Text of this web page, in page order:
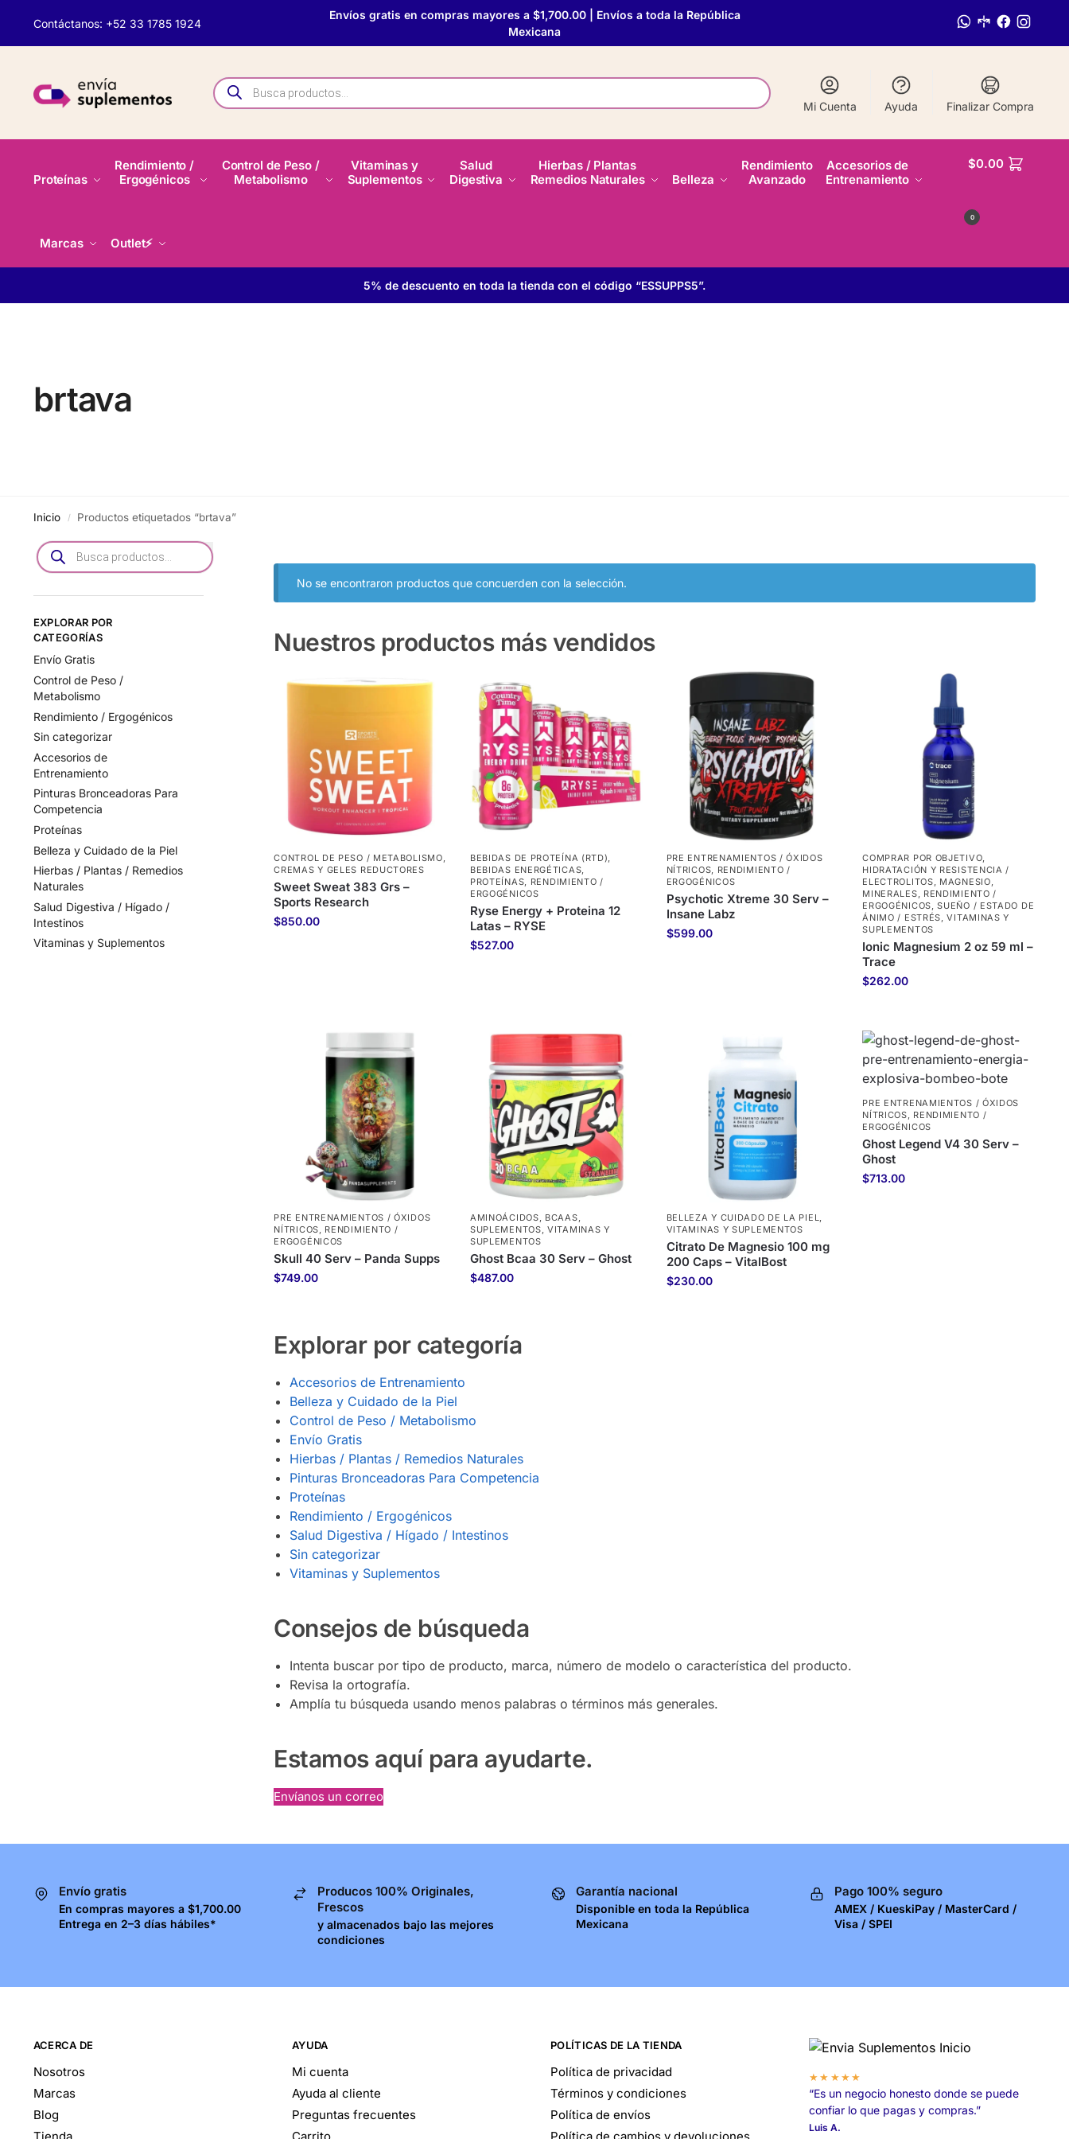
Contáctanos: +52 33 1785 1924
Envíos gratis en compras mayores a $1,700.00 | Envíos a toda la República
Mexicana
Mi Cuenta Ayuda Finalizar Compra
Proteínas
Rendimiento /
Ergogénicos
Control de Peso /
Metabolismo
Vitaminas y
Suplementos
Salud
Digestiva
Hierbas / Plantas
Remedios Naturales
Belleza
Rendimiento
Avanzado
Accesorios de
Entrenamiento
Marcas Outlet⚡
$0.00
0
5% de descuento en toda la tienda con el código “ESSUPPS5”.
brtava
Inicio / Productos etiquetados “brtava”
No se encontraron productos que concuerden con la selección.
Nuestros productos más vendidos
CONTROL DE PESO / METABOLISMO
CREMAS Y GELES REDUCTORES
Sweet Sweat 383 Grs –
Sports Research
$850.00
BEBIDAS DE PROTEÍNA (RTD)
BEBIDAS ENERGÉTICAS
PROTEÍNAS
RENDIMIENTO /
ERGOGÉNICOS
Ryse Energy + Proteina 12
Latas – RYSE
$527.00
PRE ENTRENAMIENTOS / ÓXIDOS
NÍTRICOS
RENDIMIENTO /
ERGOGÉNICOS
Psychotic Xtreme 30 Serv –
Insane Labz
$599.00
COMPRAR POR OBJETIVO
HIDRATACIÓN Y RESISTENCIA /
ELECTROLITOS
MAGNESIO
MINERALES
RENDIMIENTO /
ERGOGÉNICOS ,SUEÑO / ESTADO DE
ÁNIMO / ESTRÉS ,VITAMINAS Y
SUPLEMENTOS
Ionic Magnesium 2 oz 59 ml –
Trace
$262.00
PRE ENTRENAMIENTOS / ÓXIDOS
NÍTRICOS, RENDIMIENTO /
ERGOGÉNICOS
Skull 40 Serv – Panda Supps
$749.00
AMINOÁCIDOS, BCAAS,
SUPLEMENTOS,VITAMINAS Y
SUPLEMENTOS
Ghost Bcaa 30 Serv – Ghost
$487.00
BELLEZA Y CUIDADO DE LA PIEL,
VITAMINAS Y SUPLEMENTOS
Citrato De Magnesio 100 mg
200 Caps – VitalBost
$230.00
PRE ENTRENAMIENTOS / ÓXIDOS
NÍTRICOS
RENDIMIENTO /
ERGOGÉNICOS
Ghost Legend V4 30 Serv –
Ghost
$713.00
Explorar por categoría
Accesorios de Entrenamiento
Belleza y Cuidado de la Piel
Control de Peso / Metabolismo
Envío Gratis
Hierbas / Plantas / Remedios Naturales
Pinturas Bronceadoras Para Competencia
Proteínas
Rendimiento / Ergogénicos
Salud Digestiva / Hígado / Intestinos
Sin categorizar
Vitaminas y Suplementos
Consejos de búsqueda
Intenta buscar por tipo de producto, marca, número de modelo o característica del producto.
Revisa la ortografía.
Amplía tu búsqueda usando menos palabras o términos más generales.
Estamos aquí para ayudarte.
Envíanos un correo
EXPLORAR POR
CATEGORÍAS
Envío Gratis
Control de Peso /
Metabolismo
Rendimiento / Ergogénicos
Sin categorizar
Accesorios de
Entrenamiento
Pinturas Bronceadoras Para
Competencia
Proteínas
Belleza y Cuidado de la Piel
Hierbas / Plantas / Remedios
Naturales
Salud Digestiva / Hígado /
Intestinos
Vitaminas y Suplementos
Envío gratis
En compras mayores a $1,700.00
Entrega en 2–3 días hábiles*
Producos 100% Originales,
Frescos
y almacenados bajo las mejores
condiciones
Garantía nacional
Disponible en toda la República
Mexicana
Pago 100% seguro
AMEX / KueskiPay / MasterCard /
Visa / SPEI
ACERCA DE
Nosotros
Marcas
Blog
Tienda
AYUDA
Mi cuenta
Ayuda al cliente
Preguntas frecuentes
Carrito
POLÍTICAS DE LA TIENDA
Política de privacidad
Términos y condiciones
Política de envíos
Política de cambios y devoluciones
★★★★★
“Es un negocio honesto donde se puede
confiar lo que pagas y compras.”
Luis A.